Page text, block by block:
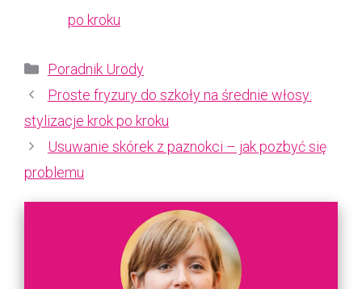
po kroku
Kategorie
Poradnik Urody
Proste fryzury do szkoły na średnie włosy:
stylizacje krok po kroku
Usuwanie skórek z paznokci – jak pozbyć się
problemu